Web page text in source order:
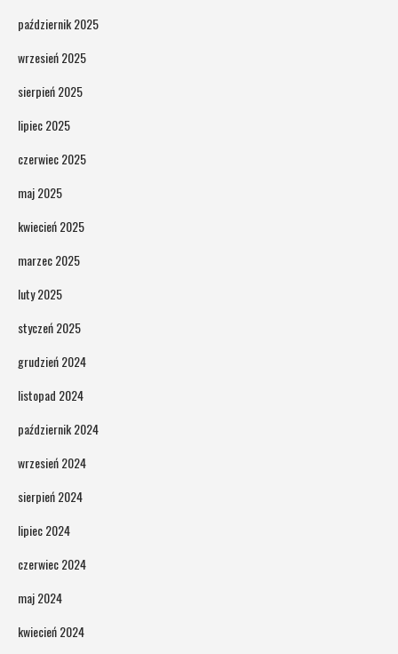
październik 2025
wrzesień 2025
sierpień 2025
lipiec 2025
czerwiec 2025
maj 2025
kwiecień 2025
marzec 2025
luty 2025
styczeń 2025
grudzień 2024
listopad 2024
październik 2024
wrzesień 2024
sierpień 2024
lipiec 2024
czerwiec 2024
maj 2024
kwiecień 2024